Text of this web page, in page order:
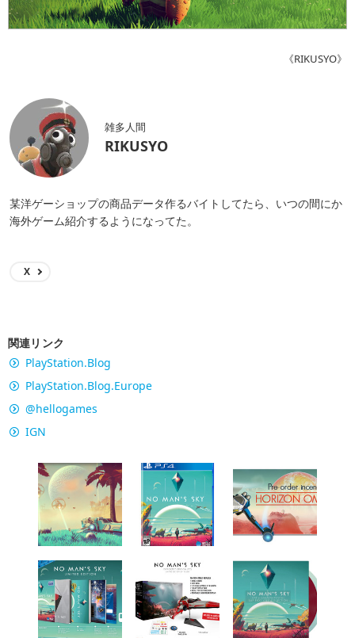
《RIKUSYO》
雑多人間
RIKUSYO
某洋ゲーショップの商品データ作るバイトしてたら、いつの間にか
海外ゲーム紹介するようになってた。
X
関連リンク
PlayStation.Blog
PlayStation.Blog.Europe
@hellogames
IGN